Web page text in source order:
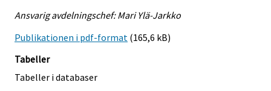
Ansvarig avdelningschef: Mari Ylä-Jarkko
Publikationen i pdf-format (165,6 kB)
Tabeller
Tabeller i databaser